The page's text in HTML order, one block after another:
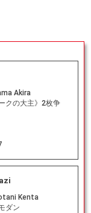
Akira
クの大主》2枚争
Kenta
ダン